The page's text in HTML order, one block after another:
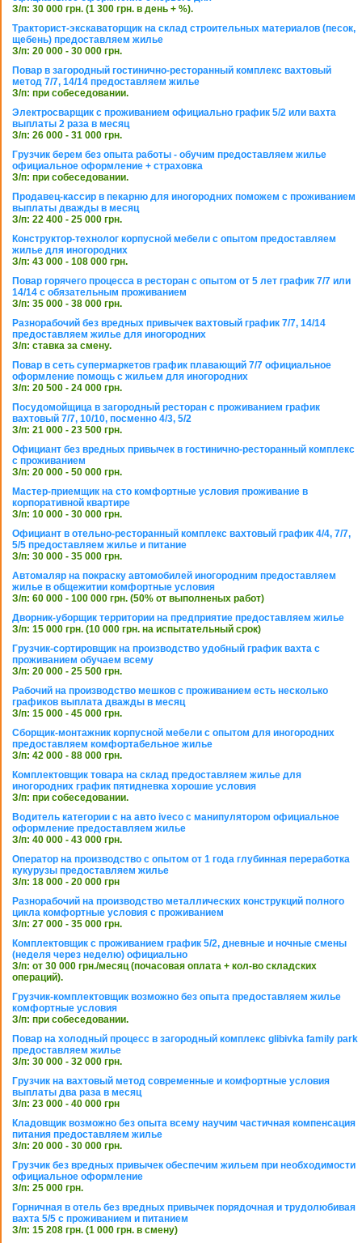
З/п: 30 000 грн. (1 300 грн. в день + %).
Тракторист-экскаваторщик на склад строительных материалов (песок,
щебень) предоставляем жилье
З/п: 20 000 - 30 000 грн.
Повар в загородный гостинично-ресторанный комплекс вахтовый
метод 7/7, 14/14 предоставляем жилье
З/п: при собеседовании.
Электросварщик с проживанием официально график 5/2 или вахта
выплаты 2 раза в месяц
З/п: 26 000 - 31 000 грн.
Грузчик берем без опыта работы - обучим предоставляем жилье
официальное оформление + страховка
З/п: при собеседовании.
Продавец-кассир в пекарню для иногородних поможем с проживанием
выплаты дважды в месяц
З/п: 22 400 - 25 000 грн.
Конструктор-технолог корпусной мебели с опытом предоставляем
жилье для иногородних
З/п: 43 000 - 108 000 грн.
Повар горячего процесса в ресторан с опытом от 5 лет график 7/7 или
14/14 с обязательным проживанием
З/п: 35 000 - 38 000 грн.
Разнорабочий без вредных привычек вахтовый график 7/7, 14/14
предоставляем жилье для иногородних
З/п: ставка за смену.
Повар в сеть супермаркетов график плавающий 7/7 официальное
оформление помощь с жильем для иногородних
З/п: 20 500 - 24 000 грн.
Посудомойщица в загородный ресторан с проживанием график
вахтовый 7/7, 10/10, посменно 4/3, 5/2
З/п: 21 000 - 23 500 грн.
Официант без вредных привычек в гостинично-ресторанный комплекс
с проживанием
З/п: 20 000 - 50 000 грн.
Мастер-приемщик на сто комфортные условия проживание в
корпоративной квартире
З/п: 10 000 - 30 000 грн.
Официант в отельно-ресторанный комплекс вахтовый график 4/4, 7/7,
5/5 предоставляем жилье и питание
З/п: 30 000 - 35 000 грн.
Автомаляр на покраску автомобилей иногородним предоставляем
жилье в общежитии комфортные условия
З/п: 60 000 - 100 000 грн. (50% от выполненых работ)
Дворник-уборщик территории на предприятие предоставляем жилье
З/п: 15 000 грн. (10 000 грн. на испытательный срок)
Грузчик-сортировщик на производство удобный график вахта с
проживанием обучаем всему
З/п: 20 000 - 25 500 грн.
Рабочий на производство мешков с проживанием есть несколько
графиков выплата дважды в месяц
З/п: 15 000 - 45 000 грн.
Сборщик-монтажник корпусной мебели с опытом для иногородних
предоставляем комфортабельное жилье
З/п: 42 000 - 88 000 грн.
Комплектовщик товара на склад предоставляем жилье для
иногородних график пятидневка хорошие условия
З/п: при собеседовании.
Водитель категории с на авто iveco с манипулятором официальное
оформление предоставляем жилье
З/п: 40 000 - 43 000 грн.
Оператор на производство с опытом от 1 года глубинная переработка
кукурузы предоставляем жилье
З/п: 18 000 - 20 000 грн
Разнорабочий на производство металлических конструкций полного
цикла комфортные условия с проживанием
З/п: 27 000 - 35 000 грн.
Комплектовщик с проживанием график 5/2, дневные и ночные смены
(неделя через неделю) официально
З/п: от 30 000 грн./месяц (почасовая оплата + кол-во складских
операций).
Грузчик-комплектовщик возможно без опыта предоставляем жилье
комфортные условия
З/п: при собеседовании.
Повар на холодный процесс в загородный комплекс glibivka family park
предоставляем жилье
З/п: 30 000 - 32 000 грн.
Грузчик на вахтовый метод современные и комфортные условия
выплаты два раза в месяц
З/п: 23 000 - 40 000 грн
Кладовщик возможно без опыта всему научим частичная компенсация
питания предоставляем жилье
З/п: 20 000 - 30 000 грн.
Грузчик без вредных привычек обеспечим жильем при необходимости
официальное оформление
З/п: 25 000 грн.
Горничная в отель без вредных привычек порядочная и трудолюбивая
вахта 5/5 с проживанием и питанием
З/п: 15 208 грн. (1 000 грн. в смену)